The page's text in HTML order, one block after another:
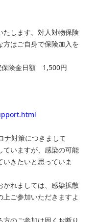
たします。対人対物保険
はご自身で保険加入を
険金日額 1,500円
ナ対策につきまして
ていますが、感染の可能
きたいと思っていま
かれましては、感染拡散
ご参加いただきますよ